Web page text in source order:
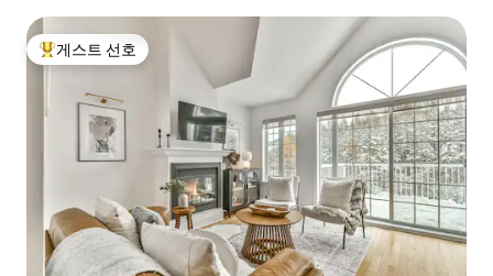
상위 게스트 선호
게스트 선호